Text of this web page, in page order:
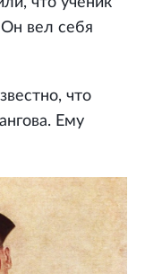
вел себя
что
Ему